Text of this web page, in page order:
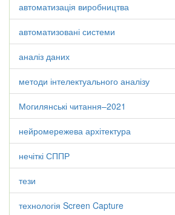
автоматизація виробництва
автоматизовані системи
аналіз даних
методи інтелектуального аналізу
Могилянські читання–2021
нейромережева архітектура
нечіткі СППР
тези
технологія Screen Capture